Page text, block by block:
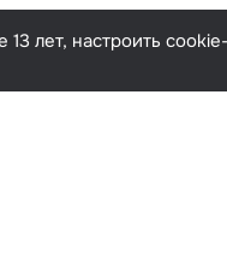
лет, настроить